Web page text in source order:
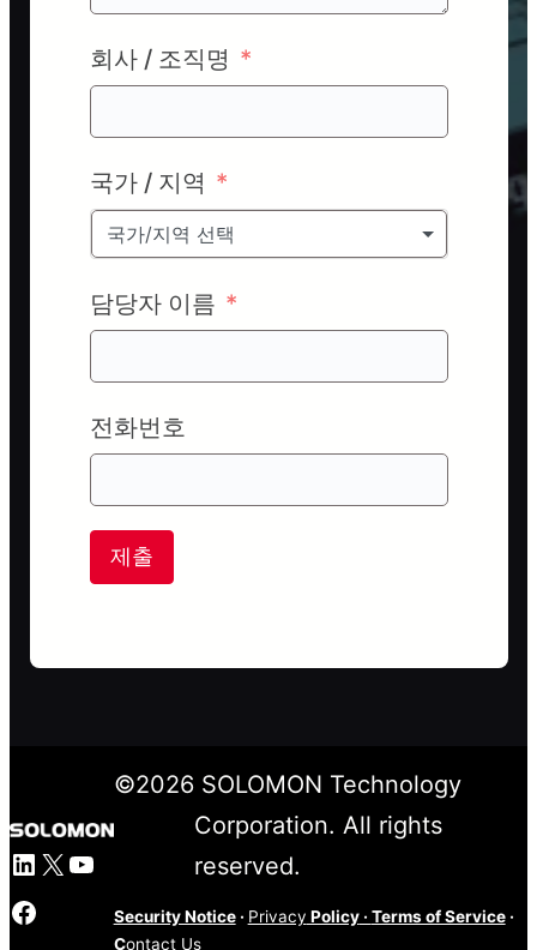
회사 / 조직명
국가 / 지역
국가/지역 선택
담당자 이름
전화번호
제출
LinkedIn
X YouTube
©2026SOLOMON Technology
Corporation. All rights
reserved.
Security Notice· Privacy Policy· Terms of Service·
Contact Us